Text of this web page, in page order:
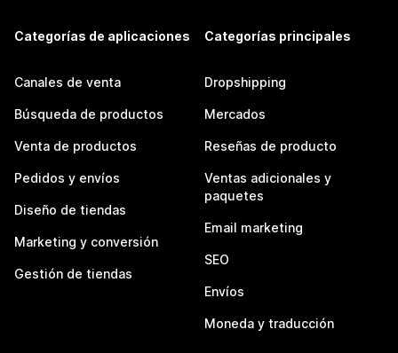
Categorías de aplicaciones
Canales de venta
Búsqueda de productos
Venta de productos
Pedidos y envíos
Diseño de tiendas
Marketing y conversión
Gestión de tiendas
Categorías principales
Dropshipping
Mercados
Reseñas de producto
Ventas adicionales y
paquetes
Email marketing
SEO
Envíos
Moneda y traducción